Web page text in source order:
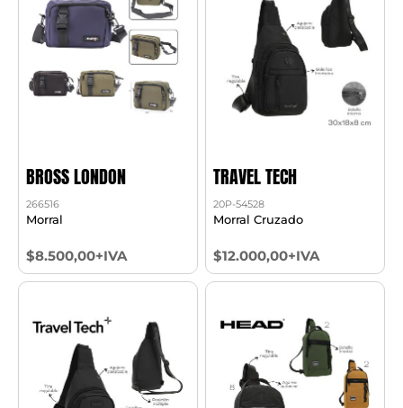
BROSS LONDON
266516
Morral
$8.500,00+IVA
TRAVEL TECH
20P-54528
Morral Cruzado
$12.000,00+IVA